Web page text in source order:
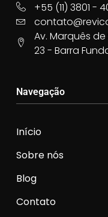
+55 (11) 3801 -
Av. Marquês
23 - Barra
Navegação
Início
Sobre nós
Blog
Contato